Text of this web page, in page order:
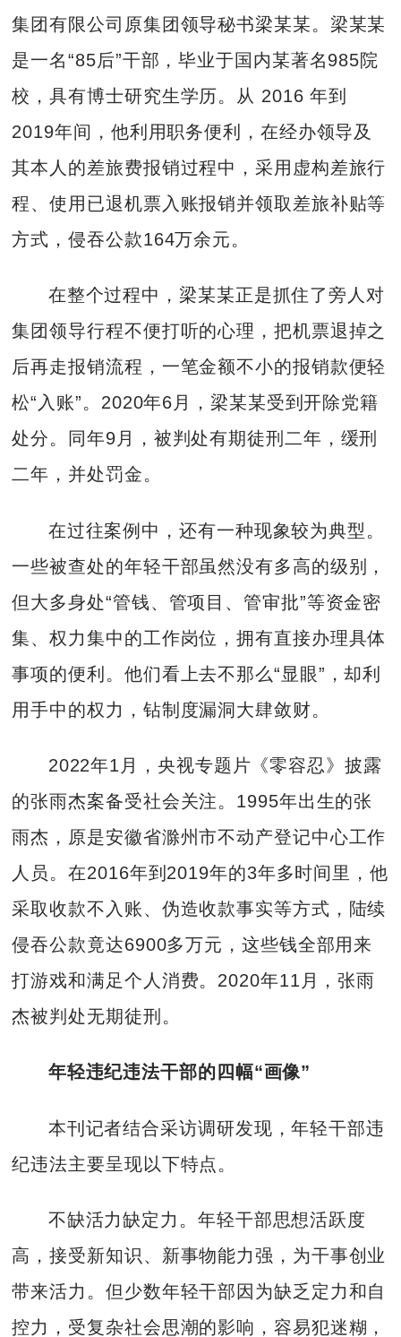
集团有限公司原集团领导秘书梁某某。梁某某
是一名“85后”干部，毕业于国内某著名985院
校，具有博士研究生学历。从 2016 年到
2019年间，他利用职务便利，在经办领导及
其本人的差旅费报销过程中，采用虚构差旅行
程、使用已退机票入账报销并领取差旅补贴等
方式，侵吞公款164万余元。
在整个过程中，梁某某正是抓住了旁人对
集团领导行程不便打听的心理，把机票退掉之
后再走报销流程，一笔金额不小的报销款便轻
松“入账”。2020年6月，梁某某受到开除党籍
处分。同年9月，被判处有期徒刑二年，缓刑
二年，并处罚金。
在过往案例中，还有一种现象较为典型。
一些被查处的年轻干部虽然没有多高的级别，
但大多身处“管钱、管项目、管审批”等资金密
集、权力集中的工作岗位，拥有直接办理具体
事项的便利。他们看上去不那么“显眼”，却利
用手中的权力，钻制度漏洞大肆敛财。
2022年1月，央视专题片《零容忍》披露
的张雨杰案备受社会关注。1995年出生的张
雨杰，原是安徽省滁州市不动产登记中心工作
人员。在2016年到2019年的3年多时间里，他
采取收款不入账、伪造收款事实等方式，陆续
侵吞公款竟达6900多万元，这些钱全部用来
打游戏和满足个人消费。2020年11月，张雨
杰被判处无期徒刑。
年轻违纪违法干部的四幅“画像”
本刊记者结合采访调研发现，年轻干部违
纪违法主要呈现以下特点。
不缺活力缺定力。年轻干部思想活跃度
高，接受新知识、新事物能力强，为干事创业
带来活力。但少数年轻干部因为缺乏定力和自
控力，受复杂社会思潮的影响，容易犯迷糊，